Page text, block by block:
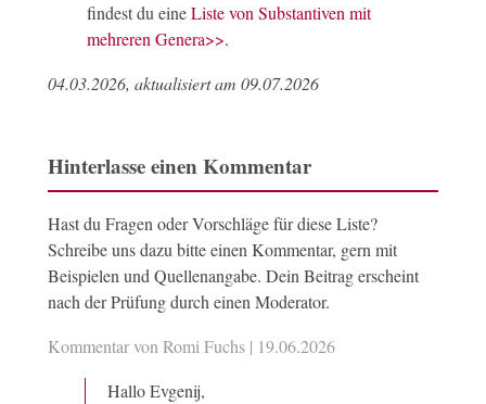
findest du eineListe von Substantiven mit
mehreren Genera>>.
04.03.2026, aktualisiert am 09.07.2026
Hinterlasse einen Kommentar
Hast du Fragen oder Vorschläge für diese Liste?
Schreibe uns dazu bitte einen Kommentar, gern mit
Beispielen und Quellenangabe. Dein Beitrag erscheint
nach der Prüfung durch einen Moderator.
Kommentar von Romi Fuchs | 19.06.2026
Hallo Evgenij,